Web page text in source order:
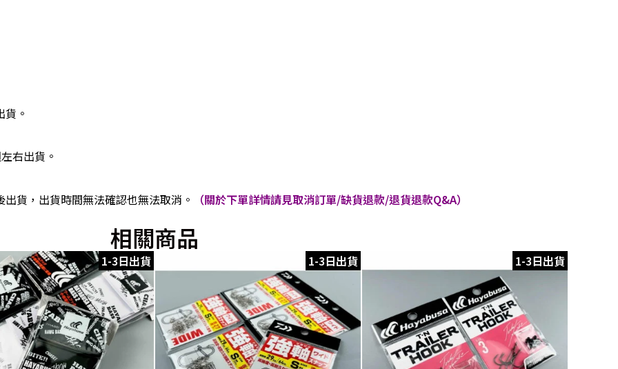
。
右出貨。
貨，出貨時間無法確認也無法取消。 （關於下單詳情請見取消訂單/缺貨退款/退貨退款Q&A）
相關商品
1-3日出貨 1-3日出貨 1-3日出貨